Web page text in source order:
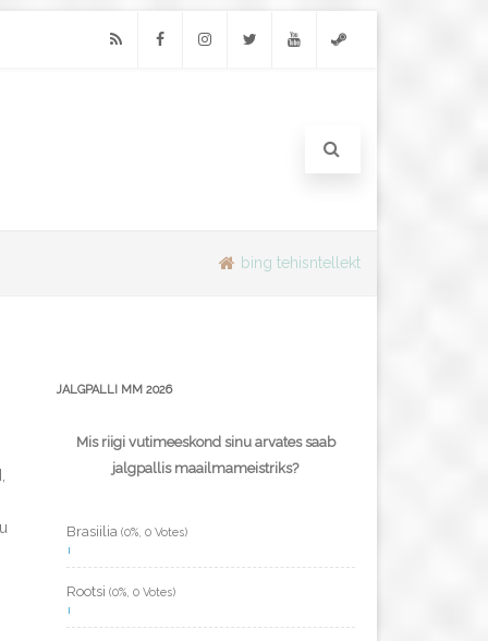
bing tehisntellekt
JALGPALLI MM 2026
Mis riigi vutimeeskond sinu arvates saab
jalgpallis maailmameistriks?
Brasiilia (0%, 0 Votes)
Rootsi (0%, 0 Votes)